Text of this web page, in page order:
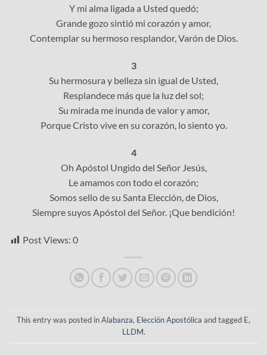
Y mi alma ligada a Usted quedó;
Grande gozo sintió mi corazón y amor,
Contemplar su hermoso resplandor, Varón de Dios.
3
Su hermosura y belleza sin igual de Usted,
Resplandece más que la luz del sol;
Su mirada me inunda de valor y amor,
Porque Cristo vive en su corazón, lo siento yo.
4
Oh Apóstol Ungido del Señor Jesús,
Le amamos con todo el corazón;
Somos sello de su Santa Elección, de Dios,
Siempre suyos Apóstol del Señor. ¡Que bendición!
Post Views: 0
This entry was posted inAlabanza, Elección Apostólica and tagged E,
LLDM.